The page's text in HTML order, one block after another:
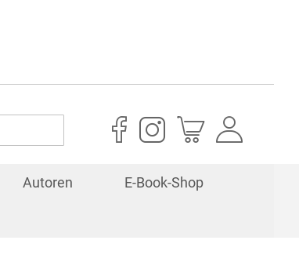
Mein Warenkorb
Autoren E-Book-Shop